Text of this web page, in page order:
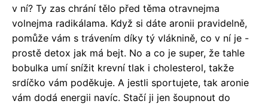
v ní? Ty zas chrání tělo před těma otravnejma
volnejma radikálama. Když si dáte aronii pravidelně,
pomůže vám s trávením díky tý vláknině, co v ní je -
prostě detox jak má bejt. No a co je super, že tahle
bobulka umí snížit krevní tlak i cholesterol, takže
srdíčko vám poděkuje. A jestli sportujete, tak aronie
vám dodá energii navíc. Stačí ji jen šoupnout do